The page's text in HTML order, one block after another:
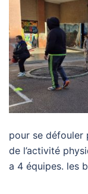
pour se défouler
de l’activité
a 4 équipes. les